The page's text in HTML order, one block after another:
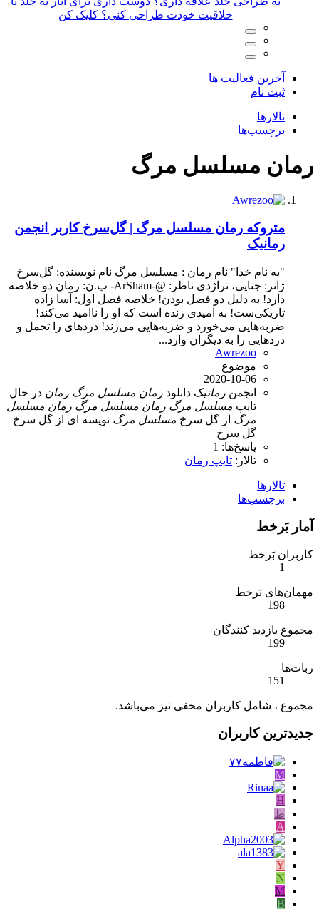
آخرین فعالیت ها
ثبت نام
تالارها
برچسب‌ها
رمان مسلسل مرگ
متروکه رمان مسلسل مرگ | گل‌سرخ کاربر انجمن
رمانیک
"به نام خدا" نام رمان : مسلسل مرگ نام نویسنده: گل‌سرخ
ژانر: جنایی، تراژدی ناظر: @-ArSham- پ.ن: رمان دو خلاصه
دارد! به دلیل دو فصل بودن! خلاصه فصل اول: آسا زاده
تاریکی‌ست! به امیدی زنده است که او را ناامید می‌کند!
ضربه‌هایی می‌خورد و ضربه‌هایی می‌زند! دردهای را تحمل و
دردهایی را به دیگران وارد...
Awrezoo
موضوع
2020-10-06
انجمن رمانیک دانلود رمان مسلسل مرگ رمان در حال
تایپ مسلسل مرگ رمان مسلسل مرگ رمان مسلسل
مرگ از گل سرخ مسلسل مرگ نویسه ای از گل سرخ
گل سرخ
پاسخ‌ها: 1
تالار: تایپ رمان
تالارها
برچسب‌ها
آمار بَرخط
کاربران بَرخط
1
مهمان‌های بَرخط
198
مجموع بازدید کنندگان
199
ربات‌ها
151
مجموع ، شامل کاربران مخفی نیز می‌باشد.
جدیدترین کاربران
M
H
ط
A
Y
N
M
B